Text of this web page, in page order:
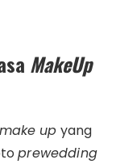
MakeUp
make up yang
prewedding